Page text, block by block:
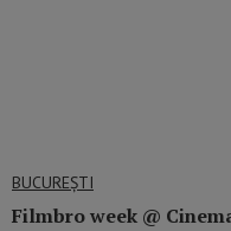
BUCUREŞTI
Filmbro week @